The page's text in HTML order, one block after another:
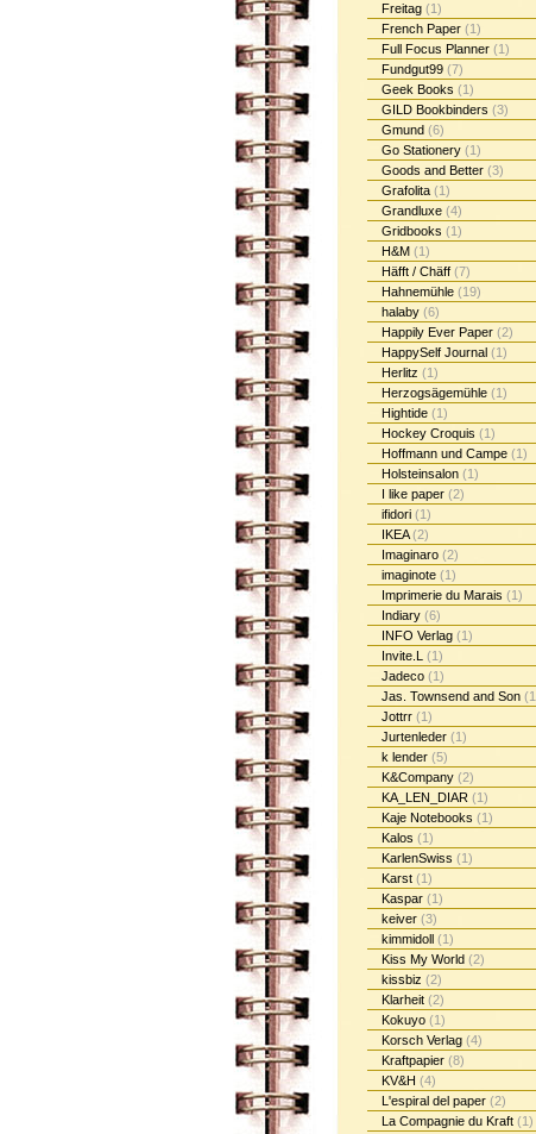
Freitag (1)
French Paper (1)
Full Focus Planner (1)
Fundgut99 (7)
Geek Books (1)
GILD Bookbinders (3)
Gmund (6)
Go Stationery (1)
Goods and Better (3)
Grafolita (1)
Grandluxe (4)
Gridbooks (1)
H&M (1)
Häfft / Chäff (7)
Hahnemühle (19)
halaby (6)
Happily Ever Paper (2)
HappySelf Journal (1)
Herlitz (1)
Herzogsägemühle (1)
Hightide (1)
Hockey Croquis (1)
Hoffmann und Campe (1)
Holsteinsalon (1)
I like paper (2)
ifidori (1)
IKEA(2)
Imaginaro (2)
imaginote (1)
Imprimerie du Marais (1)
Indiary (6)
INFO Verlag (1)
Invite.L (1)
Jadeco (1)
Jas. Townsend and Son
Jottrr (1)
Jurtenleder (1)
k lender (5)
K&Company (2)
KA_LEN_DIAR (1)
Kaje Notebooks (1)
Kalos (1)
KarlenSwiss (1)
Karst (1)
Kaspar (1)
keiver (3)
kimmidoll (1)
Kiss My World (2)
kissbiz (2)
Klarheit (2)
Kokuyo (1)
Korsch Verlag (4)
Kraftpapier (8)
KV&H (4)
L'espiral del paper (2)
La Compagnie du Kraft (1)